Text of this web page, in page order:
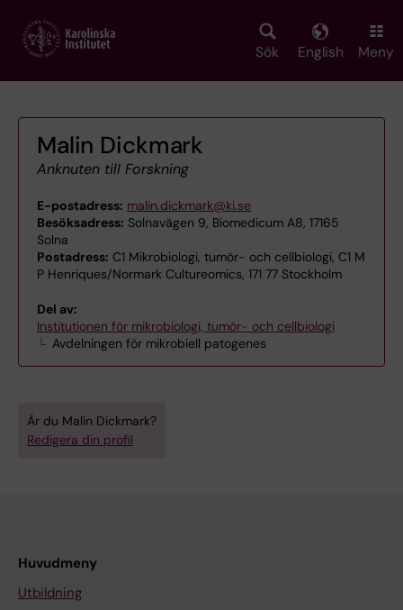
main
Sök English Meny
Malin Dickmark
Anknuten till Forskning
E-postadress: malin.dickmark@ki.se
Besöksadress: Solnavägen 9, Biomedicum A8, 17165
Solna
Postadress: C1 Mikrobiologi, tumör- och cellbiologi, C1 M
P Henriques/Normark Cultureomics, 171 77 Stockholm
Del av:
Institutionen för mikrobiologi, tumör- och cellbiologi
Avdelningen för mikrobiell patogenes
Är du Malin Dickmark?
Redigera din profil
Huvudmeny
Utbildning